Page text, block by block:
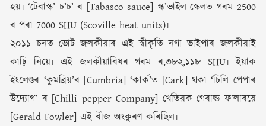
হয়৷ ‘টেবাস্ক’ চ’চ’ ৰ [Tabasco sauce] স্ক’ভাইল স্কেলত গৰম 2500
ৰ পৰা 7000 SHU (Scoville heat units)৷
২০১১ চনত ভোট জলকীয়াৰ এই স্বীকৃতি নগা ভাইপাৰ জলকীয়াই
কাঢ়ি নিয়ে৷ এই জলকীয়াবিধৰ গৰম ৰ,৩৮২,১১৮ SHU৷ ইয়াক
ইংলেণ্ডৰ ‘কুমব্ৰিয়’ৰ [Cumbria] ‘কাৰ্ক’ত [Cark] থকা ‘চিলি পেপাৰ
উদ্যোগ’ ৰ [Chilli pepper Company] খেতিয়ক গেৰাল্ড ফ’লাৰয়ে
[Gerald Fowler] এই বীজ অংকুৰণ কৰিছিল৷